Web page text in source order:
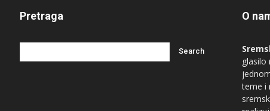
Pretraga O
glasilo
teme i